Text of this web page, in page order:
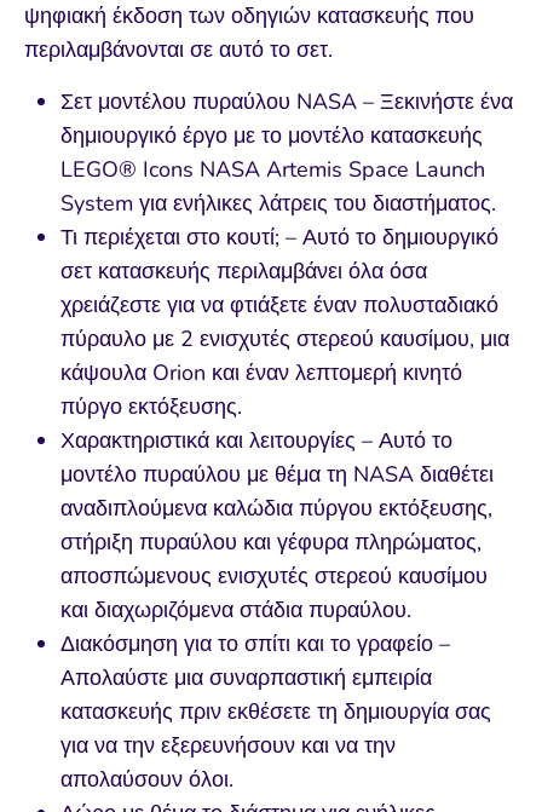
ψηφιακή έκδοση των οδηγιών κατασκευής που
περιλαμβάνονται σε αυτό το σετ.
Σετ μοντέλου πυραύλου NASA – Ξεκινήστε ένα
δημιουργικό έργο με το μοντέλο κατασκευής
LEGO® Icons NASA Artemis Space Launch
System για ενήλικες λάτρεις του διαστήματος.
Τι περιέχεται στο κουτί; – Αυτό το δημιουργικό
σετ κατασκευής περιλαμβάνει όλα όσα
χρειάζεστε για να φτιάξετε έναν πολυσταδιακό
πύραυλο με 2 ενισχυτές στερεού καυσίμου, μια
κάψουλα Orion και έναν λεπτομερή κινητό
πύργο εκτόξευσης.
Χαρακτηριστικά και λειτουργίες – Αυτό το
μοντέλο πυραύλου με θέμα τη NASA διαθέτει
αναδιπλούμενα καλώδια πύργου εκτόξευσης,
στήριξη πυραύλου και γέφυρα πληρώματος,
αποσπώμενους ενισχυτές στερεού καυσίμου
και διαχωριζόμενα στάδια πυραύλου.
Διακόσμηση για το σπίτι και το γραφείο –
Απολαύστε μια συναρπαστική εμπειρία
κατασκευής πριν εκθέσετε τη δημιουργία σας
για να την εξερευνήσουν και να την
απολαύσουν όλοι.